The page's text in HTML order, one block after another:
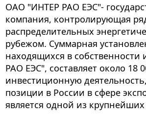
ОАО "ИНТЕР РАО ЕЭС"-
компания, контролирующая
распределительных
рубежом. Суммарная
находящихся в
РАО ЕЭС", составляет около
инвестиционную
позиции в России в сфере
является одной из